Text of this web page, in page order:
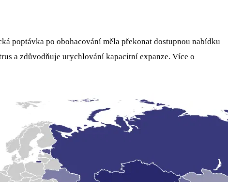
poptávka po obohacování měla překonat dostupnou nabídku
a zdůvodňuje urychlování kapacitní expanze. Více o